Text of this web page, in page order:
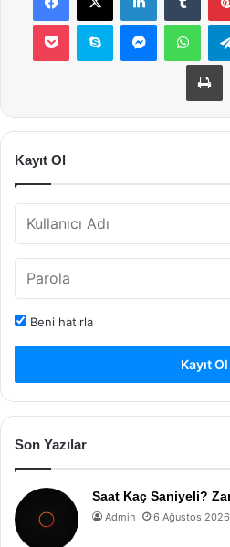
Pocket Skype Messenger
Kayıt Ol
Beni hatırla
Kayıt Ol
Son Yazılar
Saat Kaç Saniyeli?
Admin 6 Ağustos 2026